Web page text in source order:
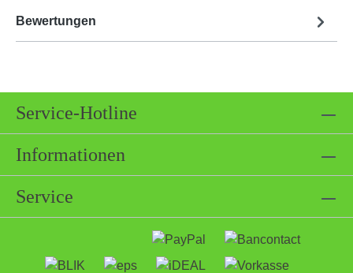
Bewertungen
Service-Hotline
Informationen
Service